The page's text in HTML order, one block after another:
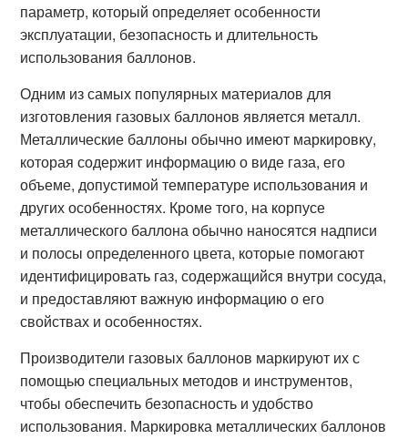
параметр, который определяет особенности
эксплуатации, безопасность и длительность
использования баллонов.
Одним из самых популярных материалов для
изготовления газовых баллонов является металл.
Металлические баллоны обычно имеют маркировку,
которая содержит информацию о виде газа, его
объеме, допустимой температуре использования и
других особенностях. Кроме того, на корпусе
металлического баллона обычно наносятся надписи
и полосы определенного цвета, которые помогают
идентифицировать газ, содержащийся внутри сосуда,
и предоставляют важную информацию о его
свойствах и особенностях.
Производители газовых баллонов маркируют их с
помощью специальных методов и инструментов,
чтобы обеспечить безопасность и удобство
использования. Маркировка металлических баллонов